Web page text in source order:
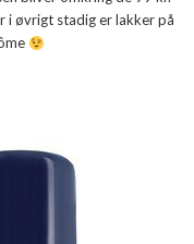
i øvrigt stadig er lakker på